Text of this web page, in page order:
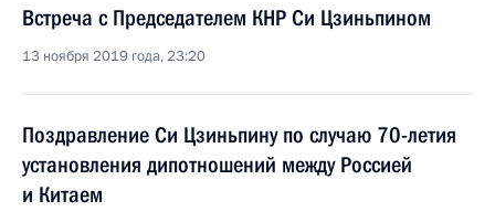
Встреча с Председателем КНР Си Цзиньпином
13 ноября 2019 года, 23:20
Поздравление Си Цзиньпину по случаю 70-летия
установления дипотношений между Россией
и Китаем